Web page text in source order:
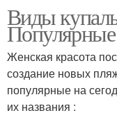
Виды
Женская красота
создание новых
популярные на
их названия :